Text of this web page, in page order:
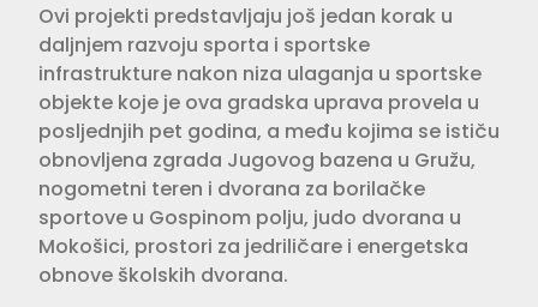
Ovi projekti predstavljaju još jedan korak u
daljnjem razvoju sporta i sportske
infrastrukture nakon niza ulaganja u sportske
objekte koje je ova gradska uprava provela u
posljednjih pet godina, a među kojima se ističu
obnovljena zgrada Jugovog bazena u Gružu,
nogometni teren i dvorana za borilačke
sportove u Gospinom polju, judo dvorana u
Mokošici, prostori za jedriličare i energetska
obnove školskih dvorana.